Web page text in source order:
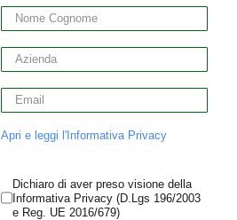
Apri e leggi l'Informativa Privacy
Dichiaro di aver preso visione della
Informativa Privacy (D.Lgs 196/2003
e Reg. UE 2016/679)